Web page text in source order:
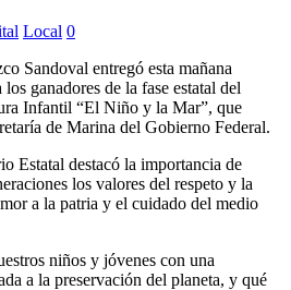
Local 0
Sandoval entregó esta mañana
ganadores de la fase estatal del
Infantil “El Niño y la Mar”, que
de Marina del Gobierno Federal.
Estatal destacó la importancia de
los valores del respeto y la
a la patria y el cuidado del medio
niños y jóvenes con una
a la preservación del planeta, y qué